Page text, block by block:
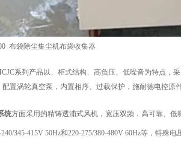
布袋除尘集尘机布袋收集器
系列产品以、柜式结构、高负压、低噪音为特点，
配置涡轮真空泵，内置相序、过载保护，施耐德电控原
统方面采用的精铸透浦式风机，宽压双频，高可靠、低
345-415V 50Hz和220-275/380-480V 60Hz等，特殊电